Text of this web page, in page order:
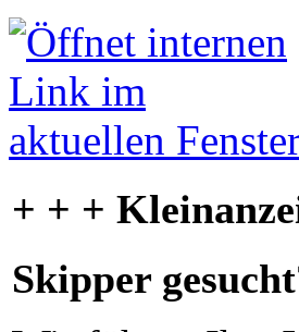
+ + +
Skipper